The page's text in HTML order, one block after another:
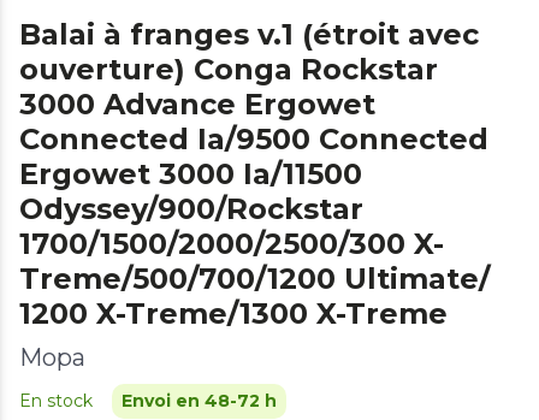
Balai à franges v.1 (étroit avec
ouverture) Conga Rockstar
3000 Advance Ergowet
Connected Ia/9500 Connected
Ergowet 3000 Ia/11500
Odyssey/900/Rockstar
1700/1500/2000/2500/300 X-
Treme/500/700/1200 Ultimate/
1200 X-Treme/1300 X-Treme
Mopa
En stock Envoi en 48-72 h